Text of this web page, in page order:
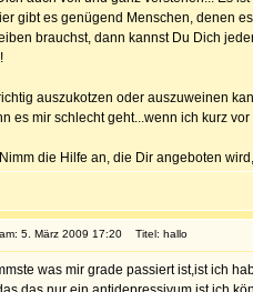
gibt es genügend Menschen, denen
brauchst, dann kannst Du Dich
auszukotzen oder auszuweinen
es mir schlecht geht...wenn ich kurz
die Hilfe an, die Dir angeboten
5. März 2009 17:20 Titel: hallo
was mir grade passiert ist,ist ich